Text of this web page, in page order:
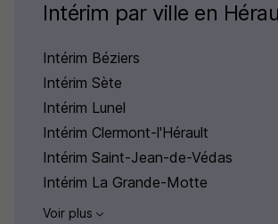
Intérim par ville en
Intérim Béziers
Intérim Sète
Intérim Lunel
Intérim Clermont-l'Hérault
Intérim Saint-Jean-de-Védas
Intérim La Grande-Motte
Voir plus